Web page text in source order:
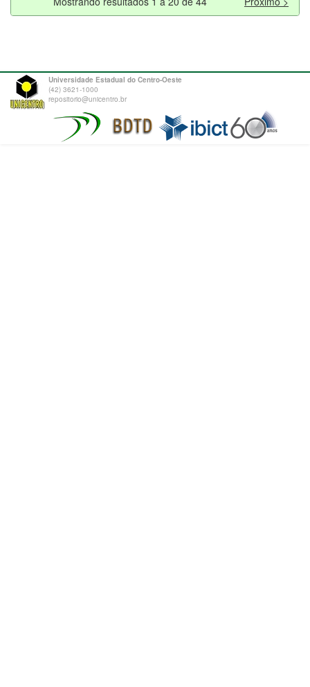
Universidade Estadual do Centro-Oeste
(42) 3621-1000
repositorio@unicentro.br